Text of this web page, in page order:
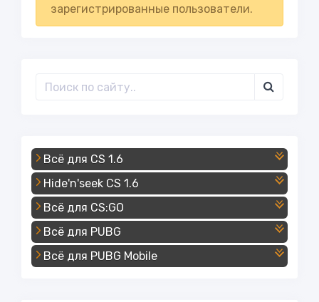
зарегистрированные пользователи.
Всё для CS 1.6
Hide'n'seek CS 1.6
Всё для CS:GO
Всё для PUBG
Всё для PUBG Mobile